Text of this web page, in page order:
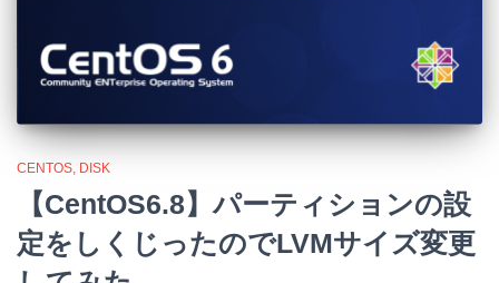
CENTOS DISK
【CentOS6.8】パーティションの設
定をしくじったのでLVMサイズ変更